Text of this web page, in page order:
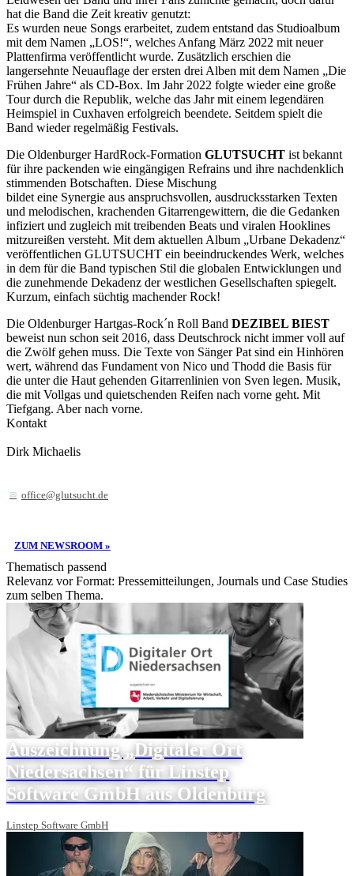
hat die Band die Zeit kreativ genutzt:
Es wurden neue Songs erarbeitet, zudem entstand das Studioalbum
mit dem Namen „LOS!“, welches Anfang März 2022 mit neuer
Plattenfirma veröffentlicht wurde. Zusätzlich erschien die
langersehnte Neuauflage der ersten drei Alben mit dem Namen „Die
Frühen Jahre“ als CD-Box. Im Jahr 2022 folgte wieder eine große
Tour durch die Republik, welche das Jahr mit einem legendären
Heimspiel in Cuxhaven erfolgreich beendete. Seitdem spielt die
Band wieder regelmäßig Festivals.
Die Oldenburger HardRock-Formation GLUTSUCHT ist bekannt
für ihre packenden wie eingängigen Refrains und ihre nachdenklich
stimmenden Botschaften. Diese Mischung
bildet eine Synergie aus anspruchsvollen, ausdrucksstarken Texten
und melodischen, krachenden Gitarrengewittern, die die Gedanken
infiziert und zugleich mit treibenden Beats und viralen Hooklines
mitzureißen versteht. Mit dem aktuellen Album „Urbane Dekadenz“
veröffentlichen GLUTSUCHT ein beeindruckendes Werk, welches
in dem für die Band typischen Stil die globalen Entwicklungen und
die zunehmende Dekadenz der westlichen Gesellschaften spiegelt.
Kurzum, einfach süchtig machender Rock!
Die Oldenburger Hartgas-Rock´n Roll Band DEZIBEL BIEST
beweist nun schon seit 2016, dass Deutschrock nicht immer voll auf
die Zwölf gehen muss. Die Texte von Sänger Pat sind ein Hinhören
wert, während das Fundament von Nico und Thodd die Basis für
die unter die Haut gehenden Gitarrenlinien von Sven legen. Musik,
die mit Vollgas und quietschenden Reifen nach vorne geht. Mit
Tiefgang. Aber nach vorne.
Kontakt
Dirk Michaelis
office@glutsucht.de
ZUM NEWSROOM »
Thematisch passend
Relevanz vor Format: Pressemitteilungen, Journals und Case Studies
zum selben Thema.
Auszeichnung „Digitaler Ort
Niedersachsen“ für Linstep
Software GmbH aus Oldenburg
Linstep Software GmbH